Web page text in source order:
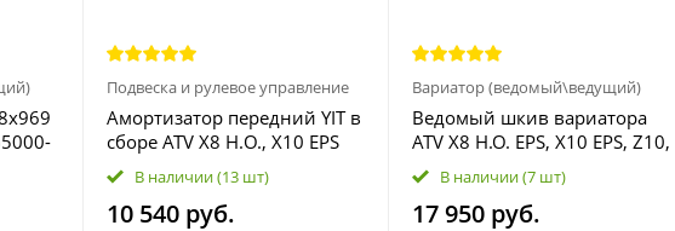
Подвеска и рулевое управление
Амортизатор передний YIT в
сборе ATV X8 Н.O., X10 EPS
9AWA-051600
В наличии(13 шт)
10 540 руб.
Вариатор (ведомый\ведущий)
Ведомый шкив вариатора
ATV X8 H.O. EPS, X10 EPS, Z10,
1000 SPORT EPS, 1000
OVERLAND EPS 0JYA-052000
В наличии(7 шт)
17 950 руб.